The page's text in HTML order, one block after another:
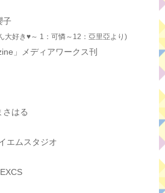
子
大好き♥～ 1：可憐～12：亞里亞より)
」メディアワークス刊
さはる
エムスタジオ